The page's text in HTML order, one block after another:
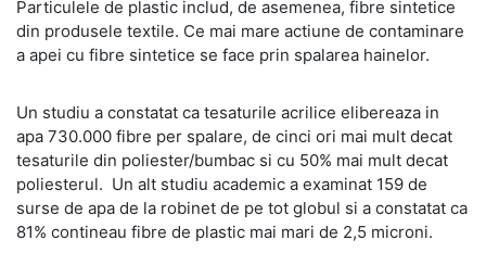
Particulele de plastic includ, de asemenea, fibre sintetice
din produsele textile. Ce mai mare actiune de contaminare
a apei cu fibre sintetice se face prin spalarea hainelor.
Un studiu a constatat ca tesaturile acrilice elibereaza in
apa 730.000 fibre per spalare, de cinci ori mai mult decat
tesaturile din poliester/bumbac si cu 50% mai mult decat
poliesterul. Un alt studiu academic a examinat 159 de
surse de apa de la robinet de pe tot globul si a constatat ca
81% contineau fibre de plastic mai mari de 2,5 microni.